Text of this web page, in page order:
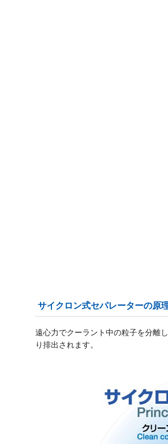
サイクロン式セパレーターの原
遠心力でクーラント中の粒子を分離
り排出されます。